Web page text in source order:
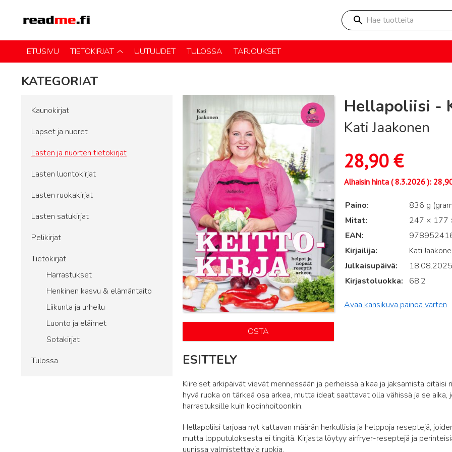
Hae tuotteita
ETUSIVU TIETOKIRJAT UUTUUDET TULOSSA TARJOUKSET
KATEGORIAT
Kaunokirjat
Lapset ja nuoret
Lasten ja nuorten tietokirjat
Lasten luontokirjat
Lasten ruokakirjat
Lasten satukirjat
Pelikirjat
Tietokirjat
Harrastukset
Henkinen kasvu & elämäntaito
Liikunta ja urheilu
Luonto ja eläimet
Sotakirjat
Tulossa
OSTA
Hellapoliisi -
Kati Jaakonen
28,90€
Alhaisin hinta (8.3.2026):
Paino
836 g
Mitat
247 × 177
EAN
Kirjailija
Kati
Julkaisupäivä
18.08.2025
Kirjastoluokka
68.2
Avaa kansikuva painoa varten
ESITTELY
Kiireiset arkipäivät vievät mennessään ja perheissä aikaa ja jaksamista pitäisi
hyvä ruoka on tärkeä osa arkea, mutta ideat saattavat olla vähissä ja se aika,
harrastuksille kuin kodinhoitoonkin.
Hellapoliisi tarjoaa nyt kattavan määrän herkullisia ja helppoja reseptejä,
mutta lopputuloksesta ei tingitä. Kirjasta löytyy airfryer-reseptejä ja
uunissa valmistettavia ruokia.